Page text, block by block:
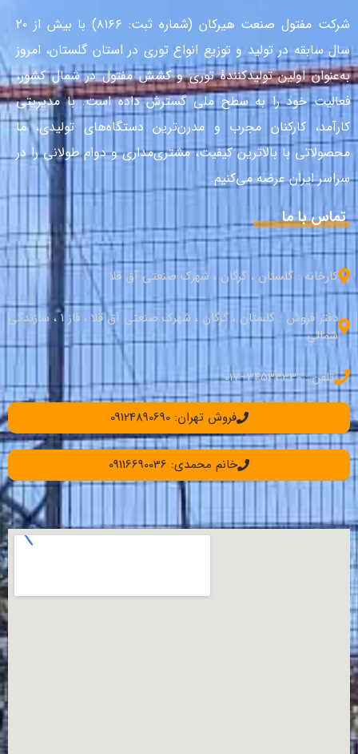
شرکت مفتول صنعت هیرکان (شماره ثبت: ۸۱۶۶) با بیش از ۲۰
سال سابقه در تولید و توزیع انواع توری در استان گلستان، امروز
به‌عنوان اولین تولیدکنندهٔ توری و کشش مفتول در شمال کشور،
فعالیت خود را به سطح ملی گسترش داده است. با مدیریتی
کارآمد، کارکنان مجرب و مدرن‌ترین دستگاه‌های تولیدی، ما
محصولاتی با بالاترین کیفیت، مشتری‌مداری و دوام طولانی را در
سراسر ایران عرضه می‌کنیم.
تماس با ما
کارخانه : گلستان ، گرگان ، شهرک صنعتی آق قلا
دفتر فروش : گلستان ، گرگان ، شهرک صنعتی آق قلا ، فاز 1 ، سازندگی
شمالی
تلفن : 34533330–017
فروش تهران: 09124890690
خانم محمدی: 09116690036